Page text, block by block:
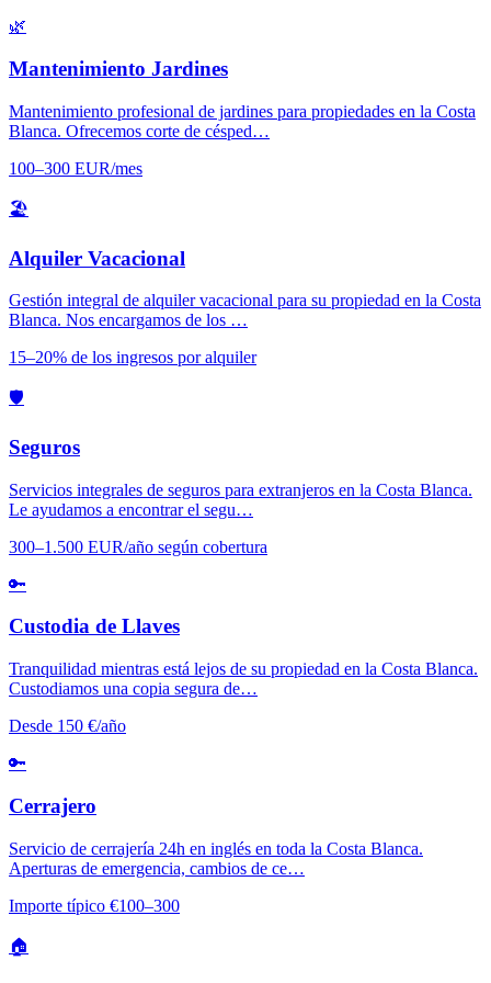
🌿
Mantenimiento Jardines
Mantenimiento profesional de jardines para propiedades en la Costa
Blanca. Ofrecemos corte de césped…
100–300 EUR/mes
🏖️
Alquiler Vacacional
Gestión integral de alquiler vacacional para su propiedad en la Costa
Blanca. Nos encargamos de los …
15–20% de los ingresos por alquiler
🛡️
Seguros
Servicios integrales de seguros para extranjeros en la Costa Blanca.
Le ayudamos a encontrar el segu…
300–1.500 EUR/año según cobertura
🔑
Custodia de Llaves
Tranquilidad mientras está lejos de su propiedad en la Costa Blanca.
Custodiamos una copia segura de…
Desde 150 €/año
🔑
Cerrajero
Servicio de cerrajería 24h en inglés en toda la Costa Blanca.
Aperturas de emergencia, cambios de ce…
Importe típico €100–300
🏠